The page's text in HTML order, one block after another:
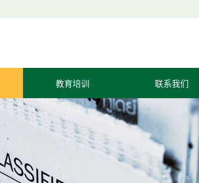
教育培训 联系我们